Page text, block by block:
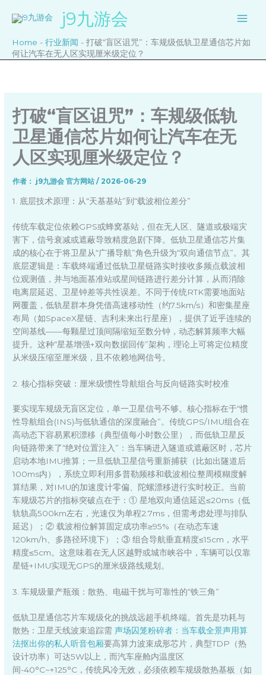
j9九游会
Home - 行业新闻 - 打破“盲区诅咒”：车规级低轨卫星通信芯片如
何让汽车在无人区实现厘米级定位？
打破“盲区诅咒”：车规级低轨
卫星通信芯片如何让汽车在无
人区实现厘米级定位？
作者： j9九游会 官方网站/2026-06-29
1. 底层技术原理：从“天基基站”到“载波相位差分”
传统车载定位依赖GPS或蜂窝基站，但在无人区、隧道或极端灾
害下，信号衰减或遮蔽导致精度急剧下降。低轨卫星通信芯片集
成的核心在于将卫星从“广播导航”角色升级为“双向通信节点”。其
底层逻辑是：车载终端通过低轨卫星链路实时接收多频点载波相
位观测值，并与地面基准站或星间链路进行差分计算，从而消除
电离层延迟、卫星钟差等共性误差。不同于传统RTK需要地面站
网覆盖，低轨星群本身凭借高速移动性（约7.5km/s）和密集星座
布局（如SpaceX星链、吉利未来出行星座），提供了近乎连续的
空间基线——每颗星过顶间隔缩短至数分钟，动态解算频率大幅
提升。这种“星基增强+双向数据回传”架构，理论上可将定位精度
从米级压缩至厘米级，且不依赖地网信号。
2. 核心指标突破：厘米级惯性导航组合与反向链路实时校准
要实现车规级无盲区定位，单一卫星信号不够。核心指标在于“惯
性导航组合(INS)与低轨通信的深度融合”。传统GPS/IMU组合在
高动态下容易累积漂移（典型值每小时数公里），而低轨卫星反
向链路带来了“绝对位置注入”：当车辆进入隧道或遮蔽区时，芯片
启动本地IMU推算；一旦低轨卫星信号重新捕获（比如出隧道后
100ms内），系统立即利用多普勒频移和载波相位整周模糊度解
算结果，对IMU的加速度计零偏、陀螺漂移进行实时校正。当前
车规级芯片的指标突破点在于：① 星地双向通信延迟≤20ms（低
轨轨高500km左右，光速仅为单程2.7ms，但需考虑处理与排队
延迟）；② 载波相位解算固定成功率≥95%（在动态车速
120km/h、多路径环境下）；③ 组合导航垂直精度≤15cm，水平
精度≤5cm。这意味着在无人区越野或城市峡谷中，车辆可以仅靠
星链+IMU实现无GPS的厘米级路线规划。
3. 车规级量产瓶颈：散热、电磁干扰与可靠性的“铁三角”
低轨卫星通信芯片车规级化的挑战远超手机终端。首先是功耗与
散热：卫星天线波束追踪需声场囚笼粉碎者：当车载全景声用算
法抠出你的私人听音包厢要高算力波束成形芯片，典型TDP（热
设计功率）可达5W以上，而汽车座舱内温度区
间-40°C~+125°C，传统风冷无效，必须依赖车规级散热基板（如